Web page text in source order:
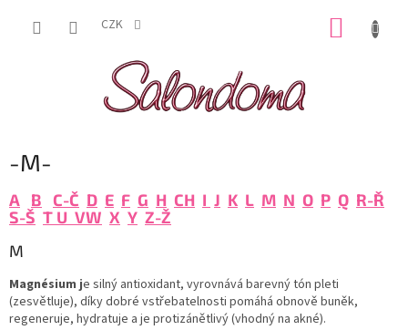
CZK
-M-
A B C-Č D E F G H CH I J K L M N O P Q R-Ř
S-Š T U VW X Y Z-Ž
M
Magnésium je silný antioxidant, vyrovnává barevný tón pleti
(zesvětluje), díky dobré vstřebatelnosti pomáhá obnově buněk,
regeneruje, hydratuje a je protizánětlivý (vhodný na akné).